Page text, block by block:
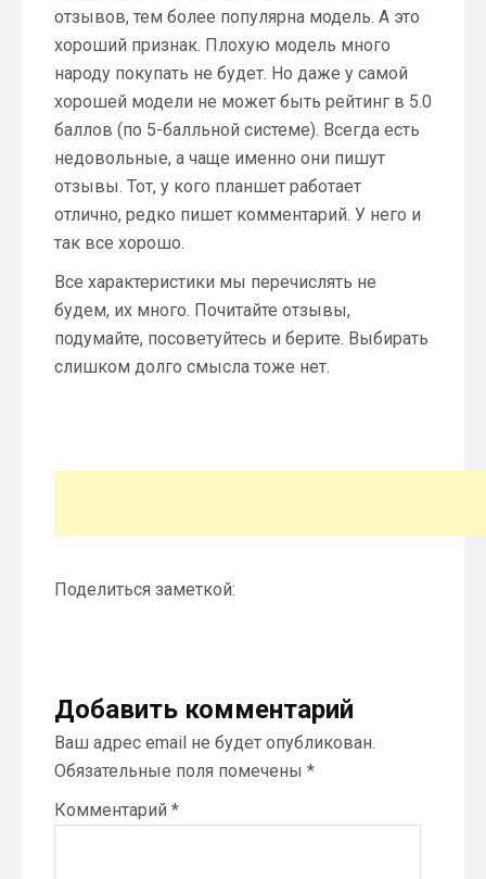
отзывов, тем более популярна модель. А это
хороший признак. Плохую модель много
народу покупать не будет. Но даже у самой
хорошей модели не может быть рейтинг в 5.0
баллов (по 5-балльной системе). Всегда есть
недовольные, а чаще именно они пишут
отзывы. Тот, у кого планшет работает
отлично, редко пишет комментарий. У него и
так все хорошо.
Все характеристики мы перечислять не
будем, их много. Почитайте отзывы,
подумайте, посоветуйтесь и берите. Выбирать
слишком долго смысла тоже нет.
Поделиться заметкой:
Добавить комментарий
Ваш адрес email не будет опубликован.
Обязательные поля помечены *
Комментарий *